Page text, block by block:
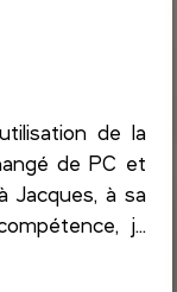
de la
de PC et
Jacques, à sa
j...